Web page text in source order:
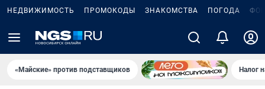
НЕДВИЖИМОСТЬ ПРОМОКОДЫ ЗНАКОМСТВА ПОГОДА
«Майские» против подставщиков Налог